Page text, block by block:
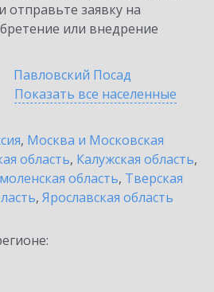
отправьте заявку на
или внедрение
Павловский Посад
Показать все населенные
, Москва и Московская
область, Калужская область,
область, Тверская
, Ярославская область